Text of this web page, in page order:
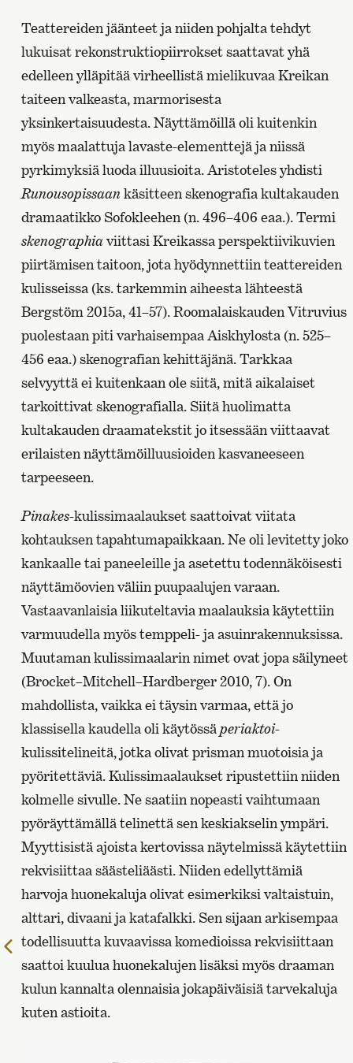
Teattereiden jäänteet ja niiden pohjalta tehdyt
lukuisat rekonstruktiopiirrokset saattavat yhä
edelleen ylläpitää virheellistä mielikuvaa Kreikan
taiteen valkeasta, marmorisesta
yksinkertaisuudesta. Näyttämöillä oli kuitenkin
myös maalattuja lavaste-elementtejä ja niissä
pyrkimyksiä luoda illuusioita. Aristoteles yhdisti
Runousopissaankäsitteen skenografia kultakauden
dramaatikko Sofokleehen (n. 496–406 eaa.). Termi
skenographiaviittasi Kreikassa perspektiivikuvien
piirtämisen taitoon, jota hyödynnettiin teattereiden
kulisseissa (ks. tarkemmin aiheesta lähteestä
Bergstöm 2015a, 41–57). Roomalaiskauden Vitruvius
puolestaan piti varhaisempaa Aiskhylosta (n. 525–
456 eaa.) skenografian kehittäjänä. Tarkkaa
selvyyttä ei kuitenkaan ole siitä, mitä aikalaiset
tarkoittivat skenografialla. Siitä huolimatta
kultakauden draamatekstit jo itsessään viittaavat
erilaisten näyttämöilluusioiden kasvaneeseen
tarpeeseen.
Pinakes-kulissimaalaukset saattoivat viitata
kohtauksen tapahtumapaikkaan. Ne oli levitetty joko
kankaalle tai paneeleille ja asetettu todennäköisesti
näyttämöovien väliin puupaalujen varaan.
Vastaavanlaisia liikuteltavia maalauksia käytettiin
varmuudella myös temppeli- ja asuinrakennuksissa.
Muutaman kulissimaalarin nimet ovat jopa säilyneet
(Brocket–Mitchell–Hardberger 2010, 7). On
mahdollista, vaikka ei täysin varmaa, että jo
klassisella kaudella oli käytössäperiaktoi-
kulissitelineitä, jotka olivat prisman muotoisia ja
pyöritettäviä. Kulissimaalaukset ripustettiin niiden
kolmelle sivulle. Ne saatiin nopeasti vaihtumaan
pyöräyttämällä telinettä sen keskiakselin ympäri.
Myyttisistä ajoista kertovissa näytelmissä käytettiin
rekvisiittaa säästeliäästi. Niiden edellyttämiä
harvoja huonekaluja olivat esimerkiksi valtaistuin,
alttari, divaani ja katafalkki. Sen sijaan arkisempaa
todellisuutta kuvaavissa komedioissa rekvisiittaan
saattoi kuulua huonekalujen lisäksi myös draaman
kulun kannalta olennaisia jokapäiväisiä tarvekaluja
kuten astioita.
Edellinen
sivu